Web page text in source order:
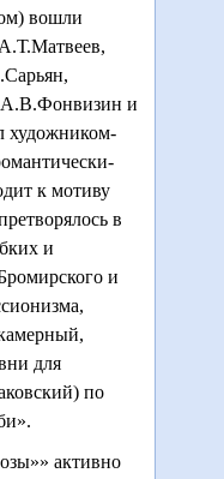
вошли
и
художником-
к мотиву
в
и
и
для
по
».
активно